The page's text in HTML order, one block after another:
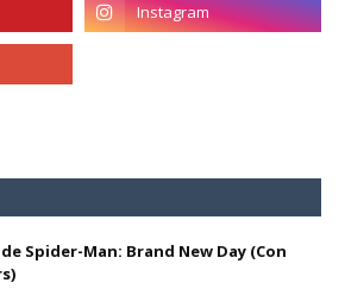
Spider-Man: Brand New Day (Con